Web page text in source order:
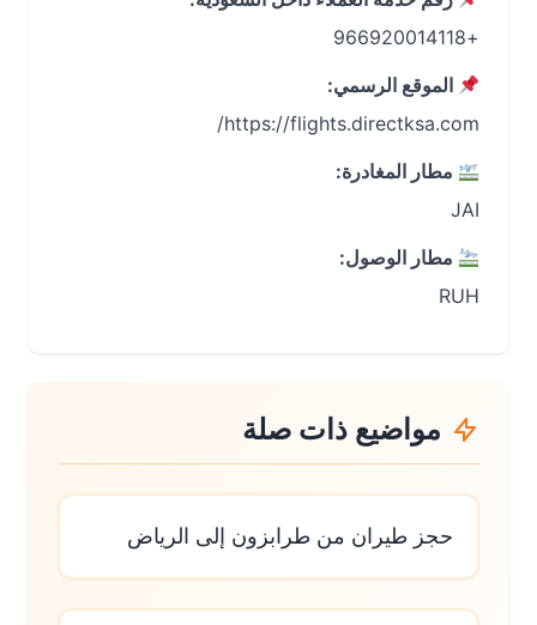
الموقع الرسمي:
https://flights.directksa.com/
مطار المغادرة:
مطار الوصول:
مواضيع ذات صلة
حجز طيران من طرابزون إلى الرياض